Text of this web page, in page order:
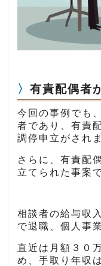
有責配偶者
今回の事例でも
者であり、有責
調停申立がされ
さらに、有責配
立てられた事案
相談者の給与収
で退職、個人事
直近は月額３０
め、手取り年収